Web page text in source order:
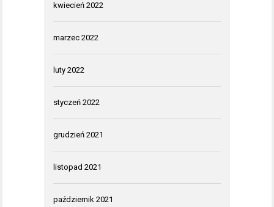
kwiecień 2022
marzec 2022
luty 2022
styczeń 2022
grudzień 2021
listopad 2021
październik 2021